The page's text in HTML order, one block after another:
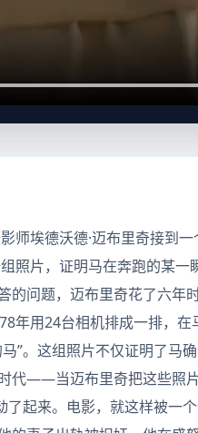
师埃德沃德·迈布里奇接到一
照片，证明马在奔跑的某一
问题，迈布里奇花了六年时
年用24台相机排成一排，在
”。这组照片不仅证明了马
代——当迈布里奇把这些照
了起来。电影，就这样被一